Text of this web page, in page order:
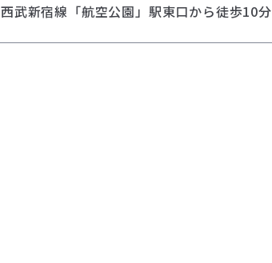
西武新宿線「航空公園」駅東口から徒歩10分